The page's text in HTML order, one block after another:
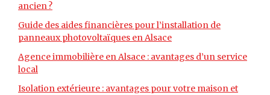
ancien ?
Guide des aides financières pour l’installation de
panneaux photovoltaïques en Alsace
Agence immobilière en Alsace : avantages d’un service
local
Isolation extérieure : avantages pour votre maison et